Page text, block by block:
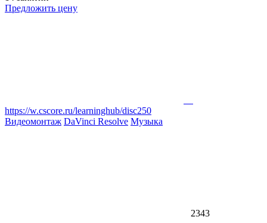
Предложить цену
https://w.cscore.ru/learninghub/disc250
Видеомонтаж DaVinci Resolve Музыка
2343